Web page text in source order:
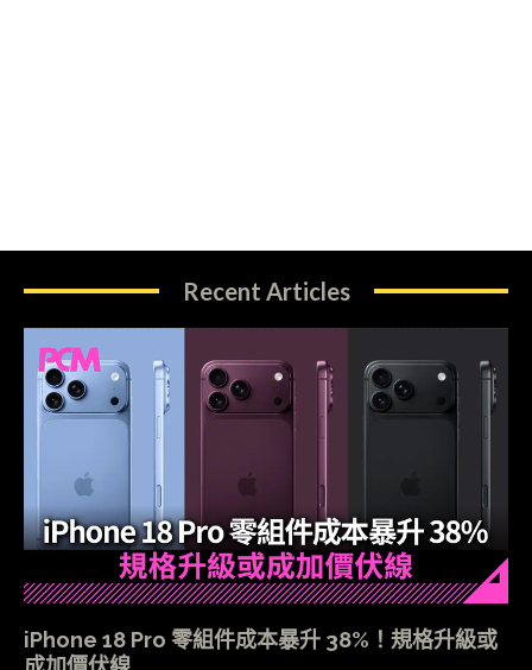
Recent Articles
iPhone 18 Pro 零組件成本暴升 38%！規格升級或